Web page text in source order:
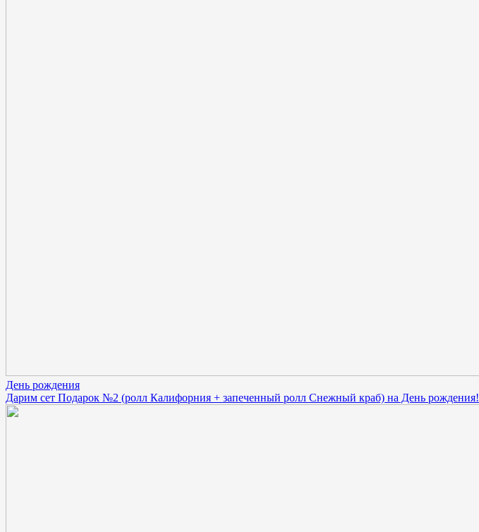
День рождения
Дарим сет Подарок №2 (ролл Калифорния + запеченный ролл Снежный краб) на День рождения!